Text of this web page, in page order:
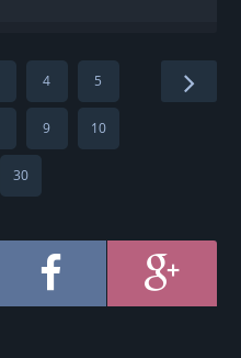
4 5
9 10
30